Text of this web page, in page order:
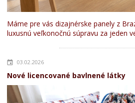
Máme pre vás dizajnérske panely z
luxusnú veľkonočnú súpravu za jeden
03.02.2026
Nové licencované bavlnené látky